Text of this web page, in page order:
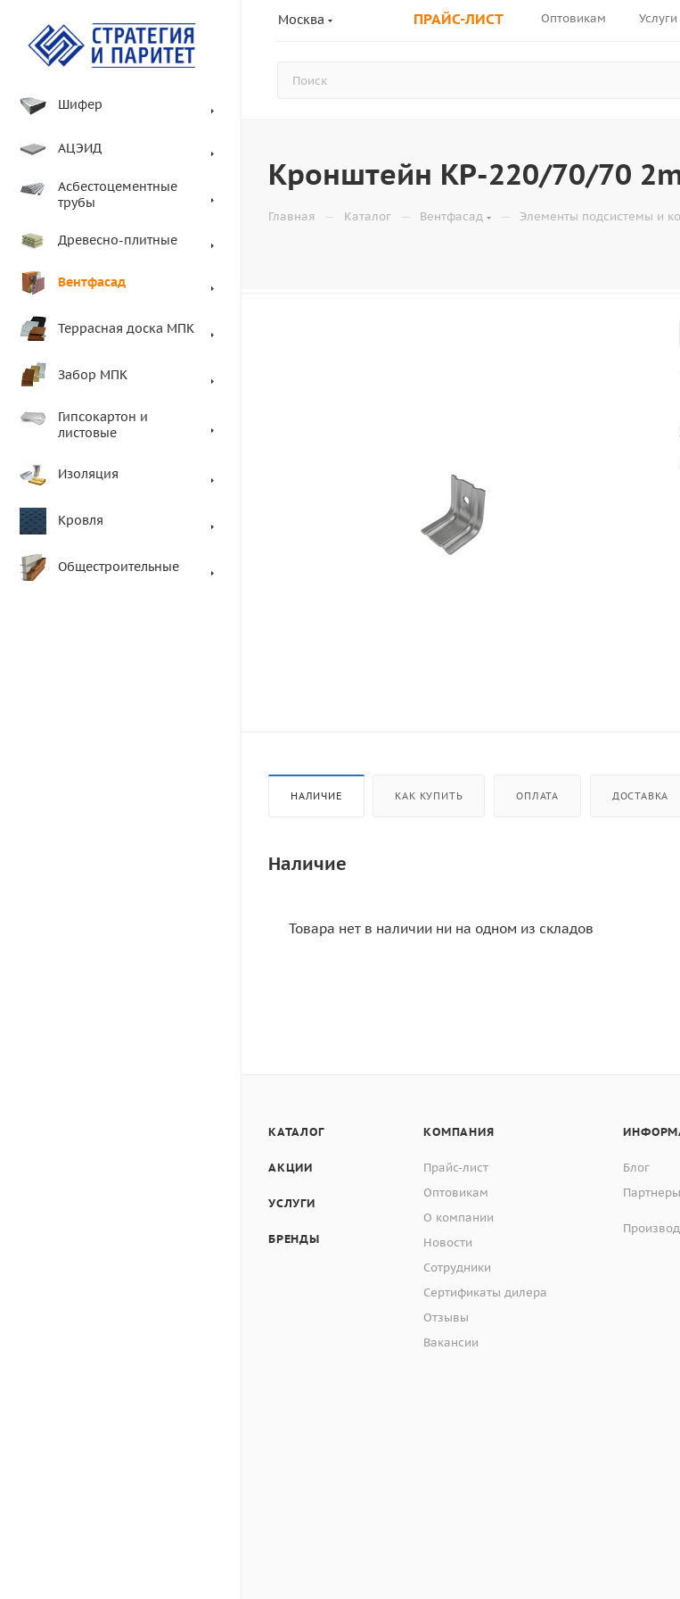
Москва ПРАЙС-ЛИСТ Оптовикам Услуги
Шифер
АЦЭИД
Асбестоцементные
трубы
Древесно-плитные
Вентфасад
Террасная доска МПК
Забор МПК
Гипсокартон и
листовые
Изоляция
Кровля
Общестроительные
Кронштейн КР-220/70/70
Главная — Каталог — Вентфасад — Элементы подсистемы и
НАЛИЧИЕ КАК КУПИТЬ ОПЛАТА ДОСТАВКА
Наличие
Товара нет в наличии ни на одном из складов
КАТАЛОГ
АКЦИИ
УСЛУГИ
БРЕНДЫ
КОМПАНИЯ
Прайс-лист
Оптовикам
О компании
Новости
Сотрудники
Сертификаты дилера
Отзывы
Вакансии
Блог
Партнеры